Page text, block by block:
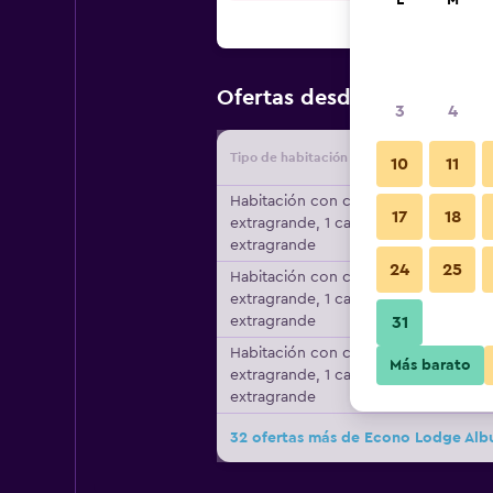
Ofertas desde Oferta
Tipo de habitación
Habitación con cama
extragrande, 1 cama
extragrande
Habitación con cama
extragrande, 1 cama
extragrande
Habitación con cama
extragrande, 1 cama
extragrande
32 ofertas más de Econo Lodge
3 4
10 11
17 18
24 25
31
Más barato